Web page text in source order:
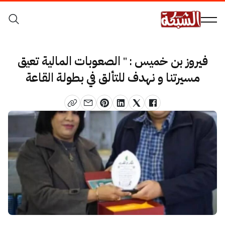
فيروز بن خميس : " الصعوبات المالية تعيق
مسيرتنا و نهدف للتألق في بطولة القاعة